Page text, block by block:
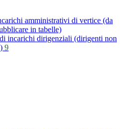
amministrativi di vertice (da
in tabelle)
incarichi dirigenziali (dirigenti non
9